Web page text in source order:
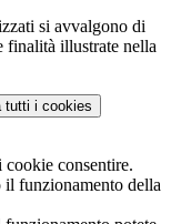
si avvalgono di
finalità illustrate nella
tutti i cookies
cookie consentire.
il funzionamento della